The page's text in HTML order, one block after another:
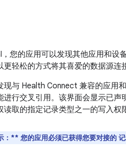
，您的应用可以发现其他应用和设
更轻松的方式将其喜爱的数据源连
现与 Health Connect 兼容的应用
进行交叉引用。该界面会显示已
读取的指定记录类型之一的写入权
：** 您的应用必须已获得您要对接的 记